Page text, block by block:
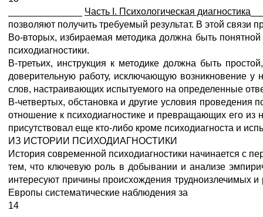
Часть I. Психологическая диагностика
позволяют получить требуемый результат. В этой связи
Во-вторых, избираемая методика должна быть
психодиагностики.
В-третьих, инструкция к методике должна быть
доверительную работу, исключающую возникновение
слов, настраивающих испытуемого на определенные
В-четвертых, обстановка и другие условия
отношение к психодиагностике и превращающих его из
присутствовал еще кто-либо кроме психодиагноста и
ИЗ ИСТОРИИ ПСИХОДИАГНОСТИКИ
История современной психодиагностики начинается с
тем, что ключевую роль в добывании и анализе
интересуют причины происхождения трудноизлечимых
Европы систематические наблюдения за
14